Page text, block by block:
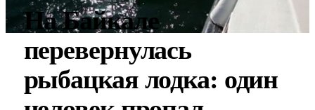
На Байкале
перевернулась
рыбацкая лодка: один